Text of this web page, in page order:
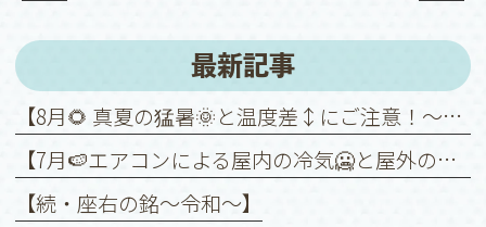
最新記事
【8月🌻 真夏の猛暑🌞と温度差↕️にご注意！～喘息を悪化させないために～】
【7月🍉エアコンによる屋内の冷気🥶と屋外の暑さ🥵との温度差↕️に注意！】
【続・座右の銘〜令和〜】